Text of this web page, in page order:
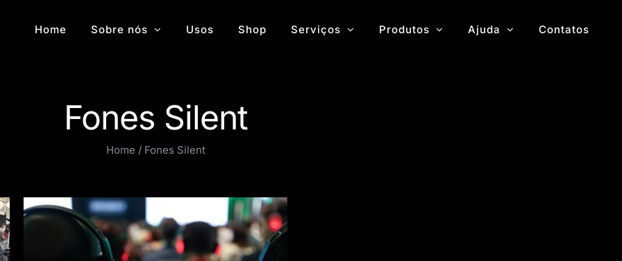
Home Sobre nós Usos Shop Serviços Produtos Ajuda Contatos
Fones Silent
Home / Fones Silent